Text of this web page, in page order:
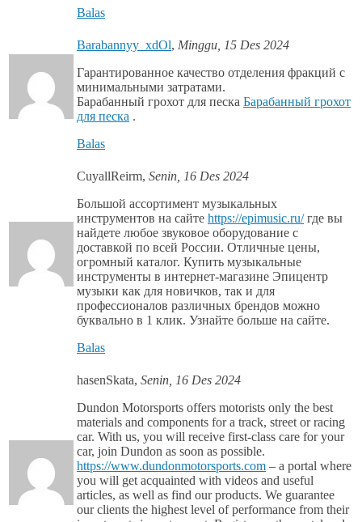
Balas
Barabannyy_xdOl, Minggu, 15 Des 2024
Гарантированное качество отделения фракций с
минимальными затратами.
Барабанный грохот для песка Барабанный грохот
для песка .
Balas
CuyallReirm, Senin, 16 Des 2024
Большой ассортимент музыкальных
инструментов на сайте https://epimusic.ru/где вы
найдете любое звуковое оборудование с
доставкой по всей России. Отличные цены,
огромный каталог. Купить музыкальные
инструменты в интернет-магазине Эпицентр
музыки как для новичков, так и для
профессионалов различных брендов можно
буквально в 1 клик. Узнайте больше на сайте.
Balas
hasenSkata, Senin, 16 Des 2024
Dundon Motorsports offers motorists only the best
materials and components for a track, street or racing
car. With us, you will receive first-class care for your
car, join Dundon as soon as possible.
https://www.dundonmotorsports.com – a portal where
you will get acquainted with videos and useful
articles, as well as find our products. We guarantee
our clients the highest level of performance from their